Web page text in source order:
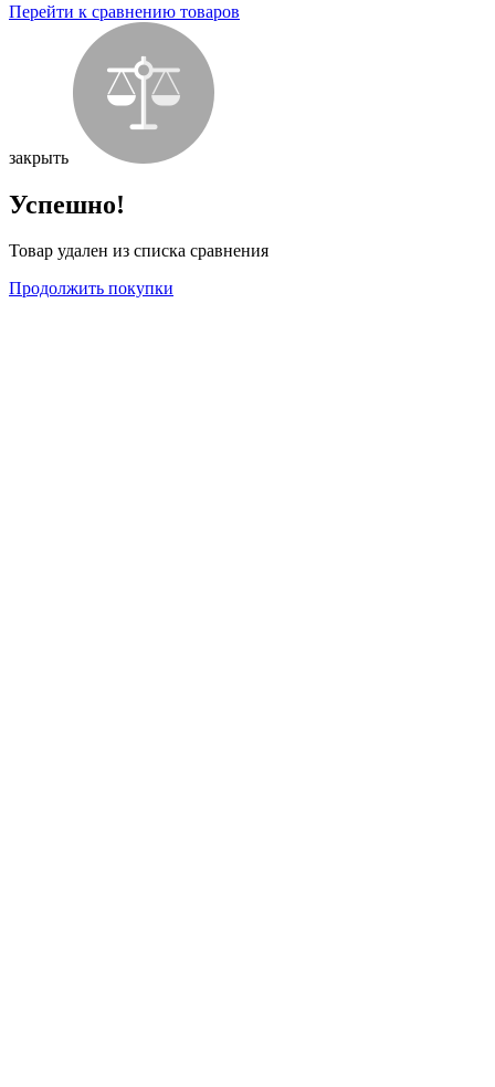
Перейти к сравнению товаров
закрыть
Успешно!
Товар удален из списка сравнения
Продолжить покупки